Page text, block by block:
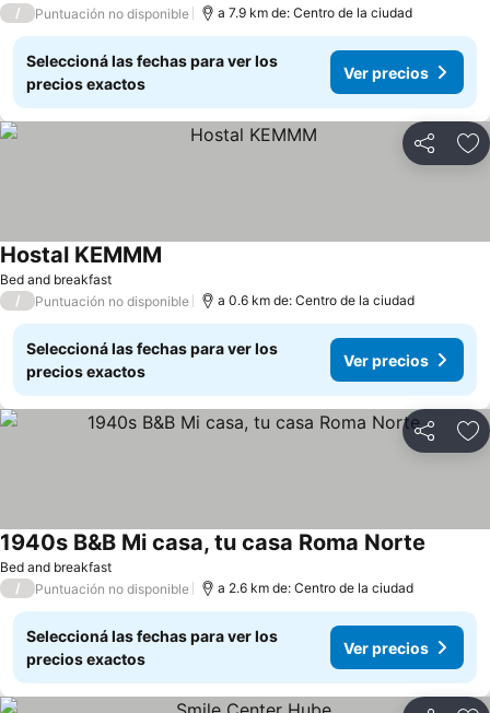
/ Puntuación no disponible a 7.9 km de: Centro de la ciudad
Seleccioná las fechas para ver los
precios exactos
Ver precios
Compartir
Bed and breakfast
Hostal KEMMM
/ Puntuación no disponible a 0.6 km de: Centro de la ciudad
Seleccioná las fechas para ver los
precios exactos
Ver precios
Compartir
Bed and breakfast
1940s B&B Mi casa, tu casa Roma Norte
/ Puntuación no disponible a 2.6 km de: Centro de la ciudad
Seleccioná las fechas para ver los
precios exactos
Ver precios